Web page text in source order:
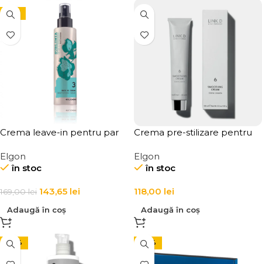
-15%
Crema leave-in pentru par
Elgon
în stoc
169,00lei 143,65 lei
Adaugă în coș
Crema pre-stilizare pentru
par LINK-D 6 Smoothing
Cream
Elgon
în stoc
118,00 lei
Adaugă în coș
-24% -24%